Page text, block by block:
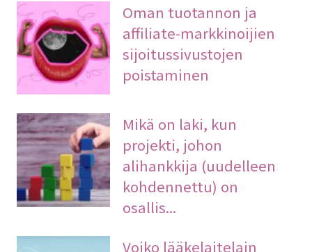
Oman tuotannon ja
affiliate-markkinoijien
sijoitussivustojen
poistaminen
Mikä on laki, kun
projekti, johon
alihankkija (uudelleen
kohdennettu) on
osallis...
Voiko lääkelaitelain